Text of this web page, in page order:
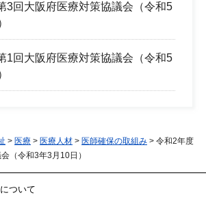
3回大阪府医療対策協議会（令和5
1回大阪府医療対策協議会（令和5
> 医療 > 医療人材 > 医師確保の取組み > 令和2年度
（令和3年3月10日）
ついて